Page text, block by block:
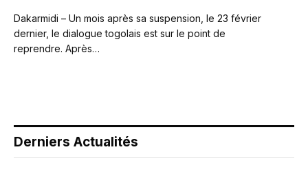
Dakarmidi – Un mois après sa suspension, le 23 février
dernier, le dialogue togolais est sur le point de
reprendre. Après…
Derniers Actualités